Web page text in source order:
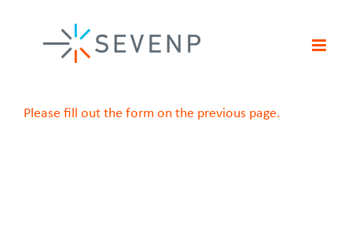
Please fill out the form on the previous page.